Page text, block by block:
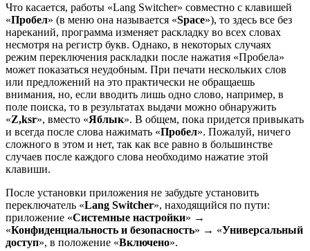
Что касается, работы «Lang Switcher» совместно с клавишей
«Пробел» (в меню она называется «Space»), то здесь все без
нареканий, программа изменяет раскладку во всех словах
несмотря на регистр букв. Однако, в некоторых случаях
режим переключения раскладки после нажатия «Пробела»
может показаться неудобным. При печати нескольких слов
или предложений на это практически не обращаешь
внимания, но, если вводить лишь одно слово, например, в
поле поиска, то в результатах выдачи можно обнаружить
«Z,ksr», вместо «Яблык». В общем, пока придется привыкать
и всегда после слова нажимать «Пробел». Пожалуй, ничего
сложного в этом и нет, так как все равно в большинстве
случаев после каждого слова необходимо нажатие этой
клавиши.
После установки приложения не забудьте установить
переключатель «Lang Switcher», находящийся по пути:
приложение «Системные настройки» →
«Конфиденциальность и безопасность» → «Универсальный
доступ», в положение «Включено».